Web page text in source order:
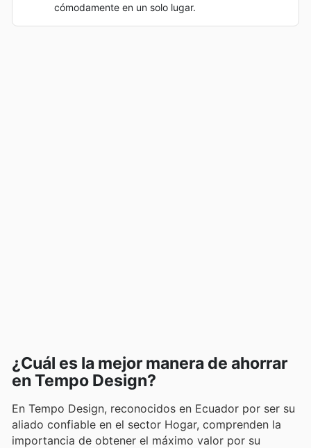
cómodamente en un solo lugar.
¿Cuál es la mejor manera de ahorrar
en Tempo Design?
En Tempo Design, reconocidos en Ecuador por ser su
aliado confiable en el sector Hogar, comprenden la
importancia de obtener el máximo valor por su